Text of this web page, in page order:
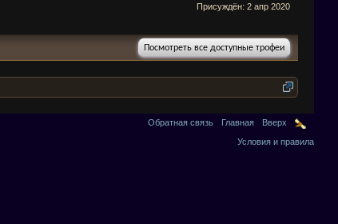
Присуждён: 2 апр 2020
Посмотреть все доступные трофеи
Обратная связь Главная
Вверх
Условия и правила